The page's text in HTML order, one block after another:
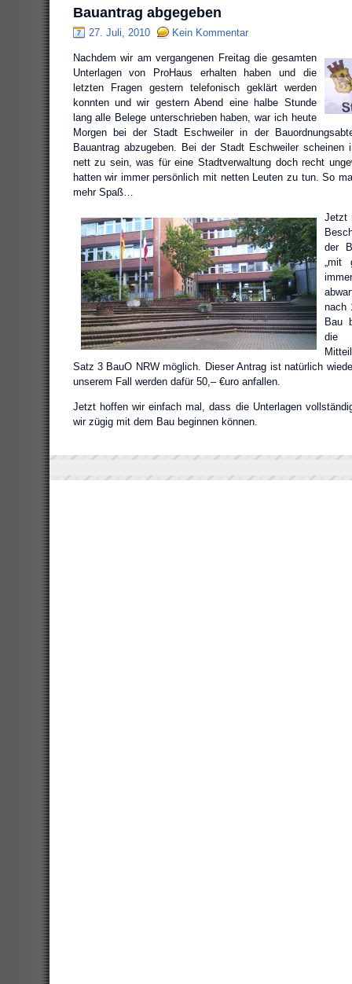
Bauantrag abgegeben
27. Juli, 2010 Kein Kommentar
Nachdem wir am vergangenen Freitag die gesamten
Unterlagen von ProHaus erhalten haben und die
letzten Fragen gestern telefonisch geklärt werden
konnten und wir gestern Abend eine halbe Stunde
lang alle Belege unterschrieben haben, war ich heute
Morgen bei der Stadt Eschweiler in der
Bauantrag abzugeben. Bei der Stadt Eschweiler scheinen
nett zu sein, was für eine Stadtverwaltung doch recht
hatten wir immer persönlich mit netten Leuten zu tun. So
mehr Spaß…
Jetzt
der
„mit
nach
Bau
die
Satz 3 BauO NRW möglich. Dieser Antrag ist natürlich
unserem Fall werden dafür 50,– €uro anfallen.
Jetzt hoffen wir einfach mal, dass die Unterlagen
wir zügig mit dem Bau beginnen können.